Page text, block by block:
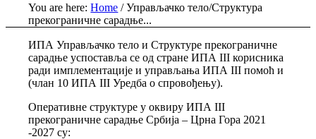
You are here: Home / Управљачко тело/Структура
прекограничне сарадње...
ИПА Управљачко тело и Структуре прекограничне
сарадње успоставља се од стране ИПА III корисника
ради имплементације и управљања ИПА III помоћ и
(члан 10 ИПА III Уредба о спровођењу).
Оперативне структуре у оквиру ИПА III
прекограничне сарадње Србија – Црна Гора 2021
-2027 су: